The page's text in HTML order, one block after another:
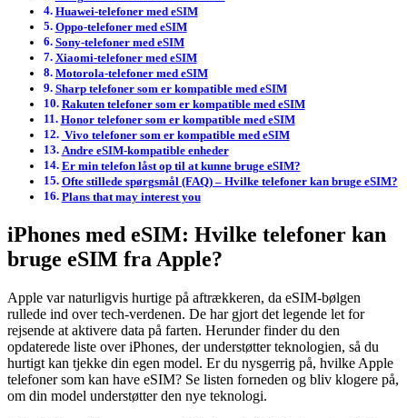
Huawei-telefoner med eSIM
Oppo-telefoner med eSIM
Sony-telefoner med eSIM
Xiaomi-telefoner med eSIM
Motorola-telefoner med eSIM
Sharp telefoner som er kompatible med eSIM
Rakuten telefoner som er kompatible med eSIM
Honor telefoner som er kompatible med eSIM
Vivo telefoner som er kompatible med eSIM
Andre eSIM-kompatible enheder
Er min telefon låst op til at kunne bruge eSIM?
Ofte stillede spørgsmål (FAQ) – Hvilke telefoner kan bruge eSIM?
Plans that may interest you
iPhones med eSIM: Hvilke telefoner kan
bruge eSIM fra Apple?
Apple var naturligvis hurtige på aftrækkeren, da eSIM-bølgen
rullede ind over tech-verdenen. De har gjort det legende let for
rejsende at aktivere data på farten. Herunder finder du den
opdaterede liste over iPhones, der understøtter teknologien, så du
hurtigt kan tjekke din egen model. Er du nysgerrig på, hvilke Apple
telefoner som kan have eSIM? Se listen forneden og bliv klogere på,
om din model understøtter den nye teknologi.